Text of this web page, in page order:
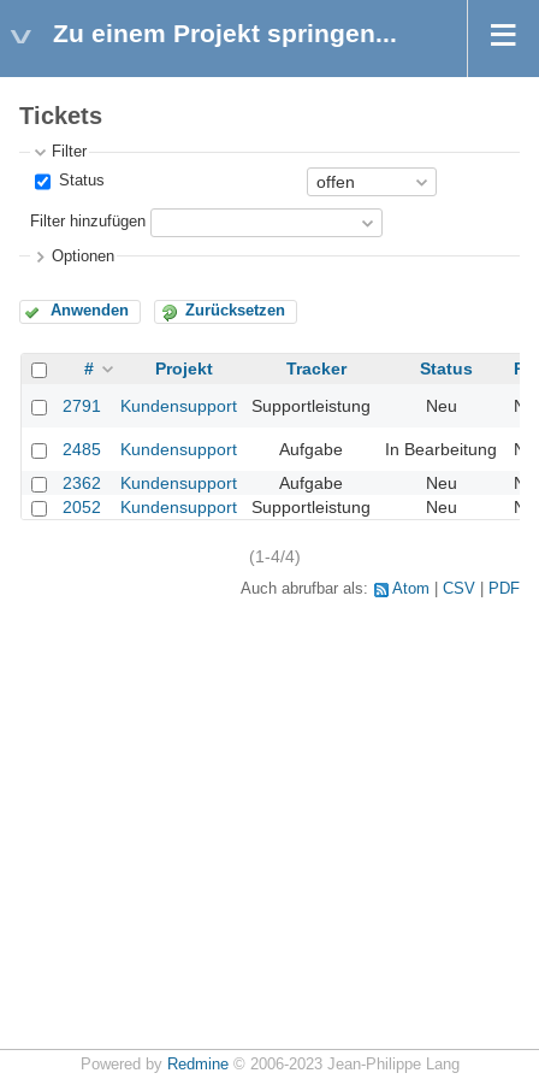
Zu einem Projekt springen...
Tickets
Filter
Status
Filter hinzufügen
Optionen
Anwenden Zurücksetzen
# Projekt Tracker Status
2791
Kundensupport Supportleistung Neu
2485 Kundensupport Aufgabe In Bearbeitung
2362
Kundensupport Aufgabe Neu
2052
Kundensupport Supportleistung Neu
(1-4/4)
Auch abrufbar als: Atom CSV PDF
Powered by Redmine© 2006-2023 Jean-Philippe Lang